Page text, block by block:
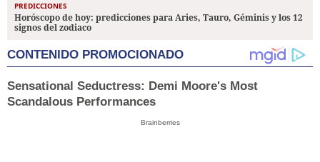
PREDICCIONES
Horóscopo de hoy: predicciones para Aries, Tauro, Géminis y los 12
signos del zodiaco
CONTENIDO PROMOCIONADO
Sensational Seductress: Demi Moore's Most
Scandalous Performances
Brainberries